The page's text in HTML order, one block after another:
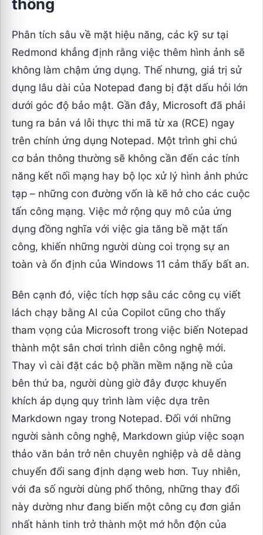
thống
Phân tích sâu về mặt hiệu năng, các kỹ sư tại
Redmond khẳng định rằng việc thêm hình ảnh sẽ
không làm chậm ứng dụng. Thế nhưng, giá trị sử
dụng lâu dài của Notepad đang bị đặt dấu hỏi lớn
dưới góc độ bảo mật. Gần đây, Microsoft đã phải
tung ra bản vá lỗi thực thi mã từ xa (RCE) ngay
trên chính ứng dụng Notepad. Một trình ghi chú
cơ bản thông thường sẽ không cần đến các tính
năng kết nối mạng hay bộ lọc xử lý hình ảnh phức
tạp – những con đường vốn là kẽ hở cho các cuộc
tấn công mạng. Việc mở rộng quy mô của ứng
dụng đồng nghĩa với việc gia tăng bề mặt tấn
công, khiến những người dùng coi trọng sự an
toàn và ổn định của Windows 11 cảm thấy bất an.
Bên cạnh đó, việc tích hợp sâu các công cụ viết
lách chạy bằng AI của Copilot cũng cho thấy
tham vọng của Microsoft trong việc biến Notepad
thành một sân chơi trình diễn công nghệ mới.
Thay vì cài đặt các bộ phần mềm nặng nề của
bên thứ ba, người dùng giờ đây được khuyến
khích áp dụng quy trình làm việc dựa trên
Markdown ngay trong Notepad. Đối với những
người sành công nghệ, Markdown giúp việc soạn
thảo văn bản trở nên chuyên nghiệp và dễ dàng
chuyển đổi sang định dạng web hơn. Tuy nhiên,
với đa số người dùng phổ thông, những thay đổi
này dường như đang biến một công cụ đơn giản
nhất hành tinh trở thành một mớ hỗn độn của